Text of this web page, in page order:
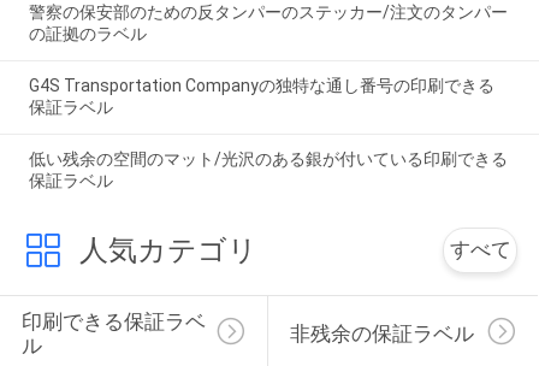
警察の保安部のための反タンパーのステッカー/注文のタンパー
の証拠のラベル
G4S Transportation Companyの独特な通し番号の印刷できる
保証ラベル
低い残余の空間のマット/光沢のある銀が付いている印刷できる
保証ラベル
人気カテゴリ すべて
印刷できる保証ラベ
ル
非残余の保証ラベル